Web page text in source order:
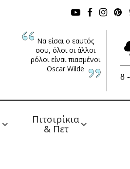
Να είσαι ο εαυτός
σου, όλοι οι άλλοι
ρόλοι είναι πιασμένοι
Oscar Wilde
8
Πιτσιρίκια
& Πετ